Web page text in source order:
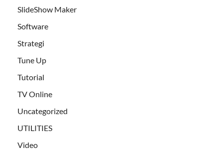
SlideShow Maker
Software
Strategi
Tune Up
Tutorial
TV Online
Uncategorized
UTILITIES
Video